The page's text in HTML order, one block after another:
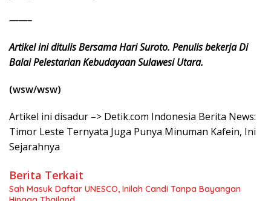
——–
Artikel ini ditulis Bersama Hari Suroto. Penulis bekerja Di
Balai Pelestarian Kebudayaan Sulawesi Utara.
(wsw/wsw)
Artikel ini disadur –> Detik.com Indonesia Berita News:
Timor Leste Ternyata Juga Punya Minuman Kafein, Ini
Sejarahnya
Berita Terkait
Sah Masuk Daftar UNESCO, Inilah Candi Tanpa Bayangan